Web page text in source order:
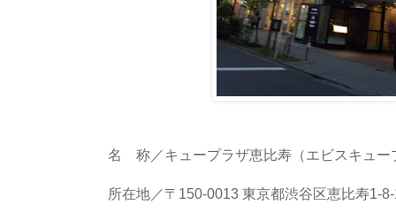
名 称／キュープラザ恵比寿（エビスキュー
所在地／〒150-0013 東京都渋谷区恵比寿1-